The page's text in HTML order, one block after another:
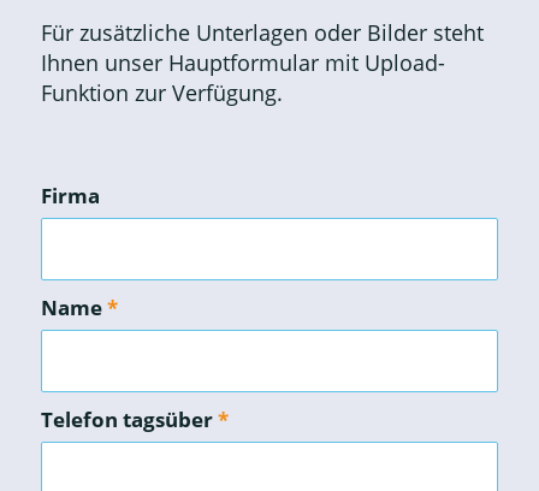
Für zusätzliche Unterlagen oder Bilder steht
Ihnen unser Hauptformular mit Upload-
Funktion zur Verfügung.
Firma
Name*
Telefon tagsüber*